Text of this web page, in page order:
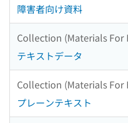
障害者向け資料
Collection (Materials
テキストデータ
Collection (Materials
プレーンテキスト